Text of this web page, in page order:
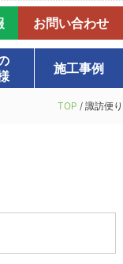
お問い合わせ
施工事例
TOP / 諏訪便り